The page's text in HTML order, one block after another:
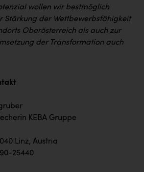
wollen wir bestmöglich
Stärkung der Wettbewerbsfähigkeit
Oberösterreich als auch zur
der Transformation auch
KEBA Gruppe
Linz, Austria
25440